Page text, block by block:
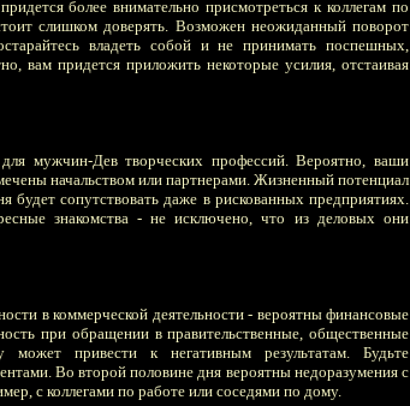
более внимательно присмотреться к коллегам по
слишком доверять. Возможен неожиданный поворот
владеть собой и не принимать поспешных,
вам придется приложить некоторые усилия, отстаивая
мужчин-Дев творческих профессий. Вероятно, ваши
начальством или партнерами. Жизненный потенциал
будет сопутствовать даже в рискованных предприятиях.
знакомства - не исключено, что из деловых они
в коммерческой деятельности - вероятны финансовые
при обращении в правительственные, общественные
может привести к негативным результатам. Будьте
Во второй половине дня вероятны недоразумения с
с коллегами по работе или соседями по дому.